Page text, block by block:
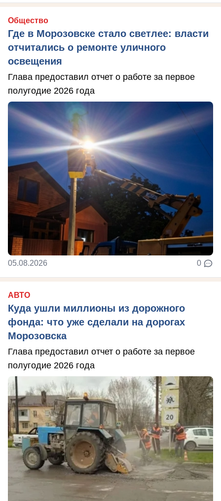
Общество
Где в Морозовске стало светлее: власти
отчитались о ремонте уличного
освещения
Глава предоставил отчет о работе за первое
полугодие 2026 года
05.08.2026 0
АВТО
Куда ушли миллионы из дорожного
фонда: что уже сделали на дорогах
Морозовска
Глава предоставил отчет о работе за первое
полугодие 2026 года